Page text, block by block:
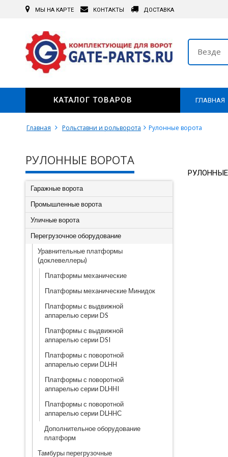
МЫ НА КАРТЕ КОНТАКТЫ ДОСТАВКА
Везде
ГЛАВНАЯ
КАТАЛОГ ТОВАРОВ
Главная Рольставни и рольворота Рулонные ворота
РУЛОННЫЕ ВОРОТА
Гаражные ворота
Промышленные ворота
Уличные ворота
Перегрузочное оборудование
Уравнительные платформы
(доклевеллеры)
Платформы механические
Платформы механические Минидок
Платформы с выдвижной
аппарелью серии DS
Платформы с выдвижной
аппарелью серии DSI
Платформы с поворотной
аппарелью серии DLHH
Платформы с поворотной
аппарелью серии DLHHI
Платформы с поворотной
аппарелью серии DLHHС
Дополнительное оборудование
платформ
Тамбуры перегрузочные